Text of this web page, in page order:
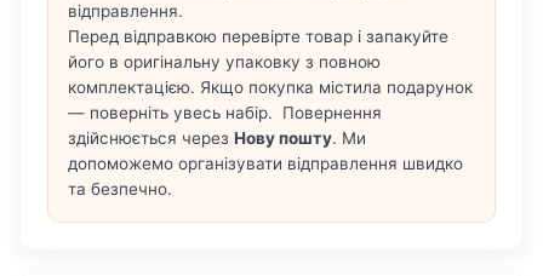
відправлення.
Перед відправкою перевірте товар і запакуйте
його в оригінальну упаковку з повною
комплектацією. Якщо покупка містила подарунок
— поверніть увесь набір. Повернення
здійснюється через Нову пошту. Ми
допоможемо організувати відправлення швидко
та безпечно.